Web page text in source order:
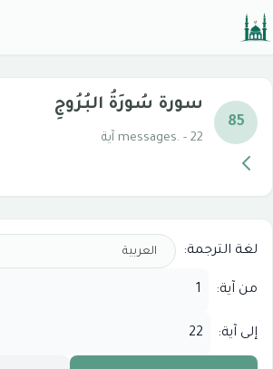
85
سورة سُورَةُ البُرُوجِ
messages. - 22 آية
لغة الترجمة:
من آية:
إلى آية: